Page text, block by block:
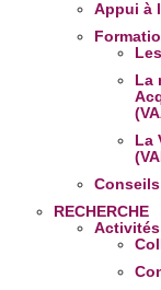
Appui à
La
La
RECHERCHE